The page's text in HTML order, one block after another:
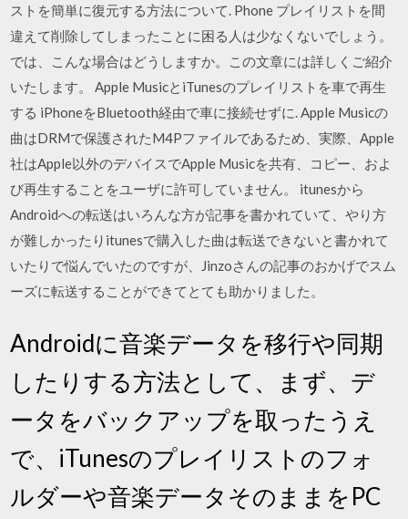
ストを簡単に復元する方法について. Phone プレイリストを間
違えて削除してしまったことに困る人は少なくないでしょう。
では、こんな場合はどうしますか。この文章には詳しくご紹介
いたします。 Apple MusicとiTunesのプレイリストを車で再生
する iPhoneをBluetooth経由で車に接続せずに. Apple Musicの
曲はDRMで保護されたM4Pファイルであるため、実際、Apple
社はApple以外のデバイスでApple Musicを共有、コピー、およ
び再生することをユーザに許可していません。 itunesから
Androidへの転送はいろんな方が記事を書かれていて、やり方
が難しかったりitunesで購入した曲は転送できないと書かれて
いたりで悩んでいたのですが、Jinzoさんの記事のおかげでスム
ーズに転送することができてとても助かりました。
Androidに音楽データを移行や同期
したりする方法として、まず、デ
ータをバックアップを取ったうえ
で、iTunesのプレイリストのフォ
ルダーや音楽データそのままをPC